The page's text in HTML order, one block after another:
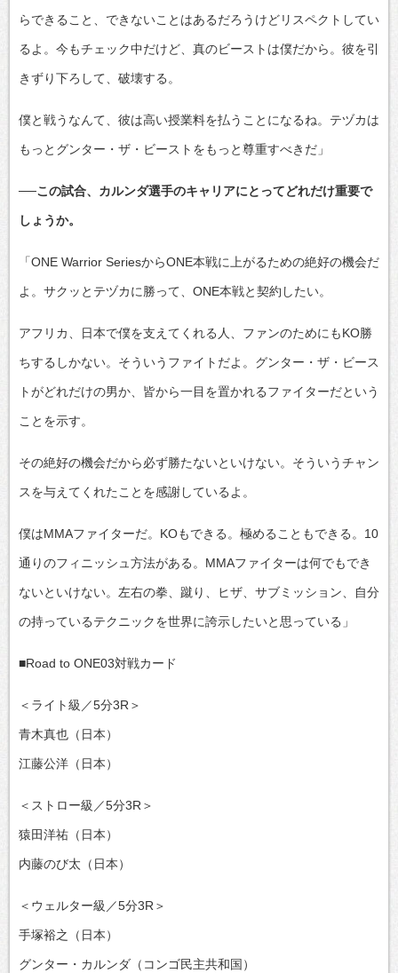
らできること、できないことはあるだろうけどリスペクトしてい
るよ。今もチェック中だけど、真のビーストは僕だから。彼を引
きずり下ろして、破壊する。
僕と戦うなんて、彼は高い授業料を払うことになるね。テヅカは
もっとグンター・ザ・ビーストをもっと尊重すべきだ」
──この試合、カルンダ選手のキャリアにとってどれだけ重要で
しょうか。
「ONE Warrior SeriesからONE本戦に上がるための絶好の機会だ
よ。サクッとテヅカに勝って、ONE本戦と契約したい。
アフリカ、日本で僕を支えてくれる人、ファンのためにもKO勝
ちするしかない。そういうファイトだよ。グンター・ザ・ビース
トがどれだけの男か、皆から一目を置かれるファイターだという
ことを示す。
その絶好の機会だから必ず勝たないといけない。そういうチャン
スを与えてくれたことを感謝しているよ。
僕はMMAファイターだ。KOもできる。極めることもできる。10
通りのフィニッシュ方法がある。MMAファイターは何でもでき
ないといけない。左右の拳、蹴り、ヒザ、サブミッション、自分
の持っているテクニックを世界に誇示したいと思っている」
■Road to ONE03対戦カード
＜ライト級／5分3R＞
青木真也（日本）
江藤公洋（日本）
＜ストロー級／5分3R＞
猿田洋祐（日本）
内藤のび太（日本）
＜ウェルター級／5分3R＞
手塚裕之（日本）
グンター・カルンダ（コンゴ民主共和国）